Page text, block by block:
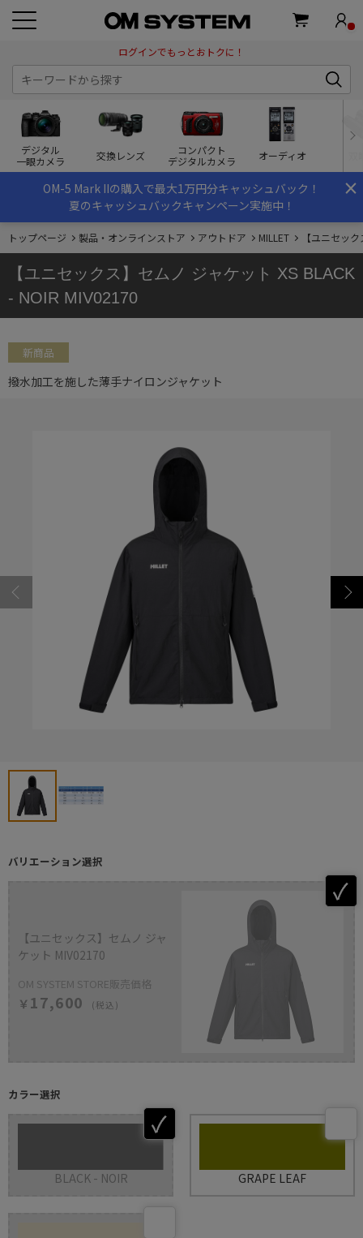
ログインでもっとおトクに！
デジタル
一眼カメラ
交換レンズ
コンパクト
デジタルカメラ
オーディオ
×
OM-5 Mark IIの購入で最大1万円分キャッシュバック！
夏のキャッシュバックキャンペーン実施中！
トップページ 製品・オンラインストア アウトドア MILLET 【ユニセッ
【ユニセックス】セムノ ジャケット XS BLACK
- NOIR MIV02170
新商品
撥水加工を施した薄手ナイロンジャケット
バリエーション選択
【ユニセックス】セムノ ジャ
ケット MIV02170
OM SYSTEM STORE販売価格
￥ 17,600 (税込)
カラー選択
BLACK - NOIR GRAPE LEAF